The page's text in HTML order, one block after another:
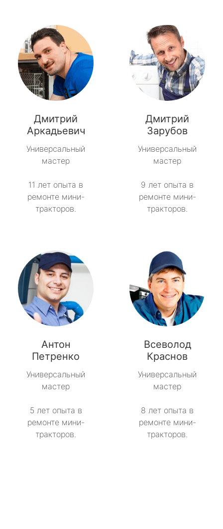
Дмитрий
Аркадьевич
Универсальный
мастер
11 лет опыта в
ремонте мини-
тракторов.
Дмитрий
Зарубов
Универсальный
мастер
9 лет опыта в
ремонте мини-
тракторов.
Антон
Петренко
Универсальный
мастер
5 лет опыта в
ремонте мини-
тракторов.
Всеволод
Краснов
Универсальный
мастер
8 лет опыта в
ремонте мини-
тракторов.